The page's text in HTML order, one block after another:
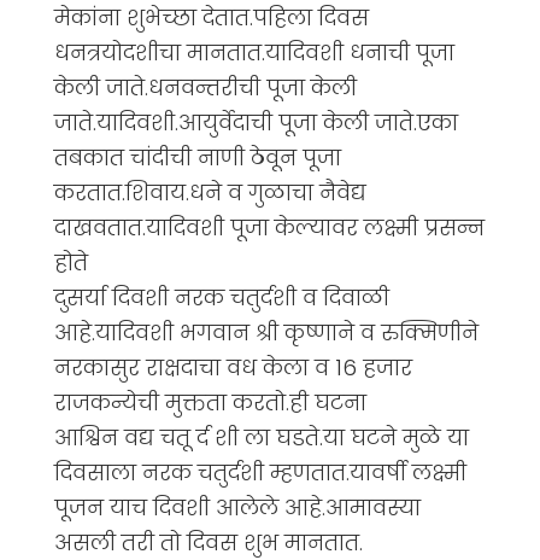
मेकांना शुभेच्छा देतात.पहिला दिवस
धनत्रयोदशीचा मानतात.यादिवशी धनाची पूजा
केली जाते.धनवन्तरीची पूजा केली
जाते.यादिवशी.आयुर्वेदाची पूजा केली जाते.एका
तबकात चांदीची नाणी ठेवून पूजा
करतात.शिवाय.धने व गुळाचा नैवेद्य
दाखवतात.यादिवशी पूजा केल्यावर लक्ष्मी प्रसन्न
होते
दुसर्या दिवशी नरक चतुर्दशी व दिवाळी
आहे.यादिवशी भगवान श्री कृष्णाने व रुक्मिणीने
नरकासुर राक्षदाचा वध केला व 16 हजार
राजकन्येची मुक्तता करतो.ही घटना
आश्विन वद्य चतू र्द शी ला घडते.या घटने मुळे या
दिवसाला नरक चतुर्दशी म्हणतात.यावर्षी लक्ष्मी
पूजन याच दिवशी आलेले आहे.आमावस्या
असली तरी तो दिवस शुभ मानतात.